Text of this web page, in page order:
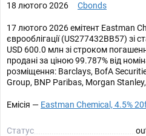
18 лютого 2026 Cbonds
17 лютого 2026 емітент Eastman
єврооблігації (US277432BB57) зі
USD 600.0 млн зі строком
продані за ціною 99.787% від
розміщення: Barclays, BofA
Group, BNP Paribas, Morgan
Емісія — Eastman Chemical, 4.5%
Статус